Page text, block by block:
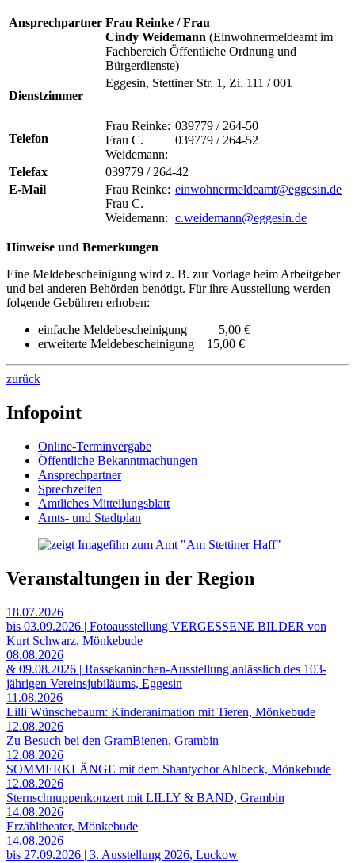
Ansprechpartner Frau Reinke / Frau
Cindy Weidemann (Einwohnermeldeamt im
Fachbereich Öffentliche Ordnung und
Bürgerdienste)
Dienstzimmer
Eggesin, Stettiner Str. 1, Zi. 111 / 001
Telefon
Frau Reinke:
Frau C.
Weidemann:
039779 / 264-50
039779 / 264-52
Telefax
039779 / 264-42
E-Mail
Frau Reinke:
Frau C.
Weidemann:
einwohnermeldeamt@eggesin.de
c.weidemann@eggesin.de
Hinweise und Bemerkungen
Eine Meldebescheinigung wird z. B. zur Vorlage beim Arbeitgeber
und bei anderen Behörden benötigt. Für ihre Ausstellung werden
folgende Gebühren erhoben:
einfache Meldebescheinigung 5,00 €
erweiterte Meldebescheinigung 15,00 €
zurück
Infopoint
Online-Terminvergabe
Öffentliche Bekanntmachungen
Ansprechpartner
Sprechzeiten
Amtliches Mitteilungsblatt
Amts- und Stadtplan
Veranstaltungen in der Region
18.07.2026
bis 03.09.2026 | Fotoausstellung VERGESSENE BILDER von
Kurt Schwarz, Mönkebude
08.08.2026
& 09.08.2026 | Rassekaninchen-Ausstellung anlässlich des 103-
jährigen Vereinsjubiläums, Eggesin
11.08.2026
Lilli Wünschebaum: Kinderanimation mit Tieren, Mönkebude
12.08.2026
Zu Besuch bei den GramBienen, Grambin
12.08.2026
SOMMERKLÄNGE mit dem Shantychor Ahlbeck, Mönkebude
12.08.2026
Sternschnuppenkonzert mit LILLY & BAND, Grambin
14.08.2026
Erzähltheater, Mönkebude
14.08.2026
bis 27.09.2026 | 3. Ausstellung 2026, Luckow